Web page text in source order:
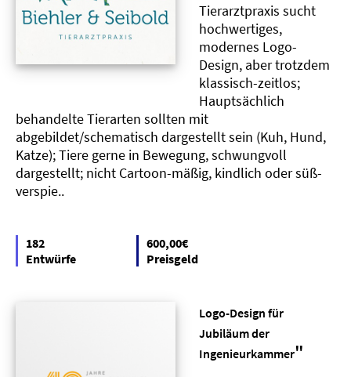
Tierarztpraxis sucht
hochwertiges,
modernes Logo-
Design, aber trotzdem
klassisch-zeitlos;
Hauptsächlich
behandelte Tierarten sollten mit
abgebildet/schematisch dargestellt sein (Kuh, Hund,
Katze); Tiere gerne in Bewegung, schwungvoll
dargestellt; nicht Cartoon-mäßig, kindlich oder süß-
verspie..
182
Entwürfe
600,00€
Preisgeld
Logo-Design für
Jubiläum der
Ingenieurkammer"